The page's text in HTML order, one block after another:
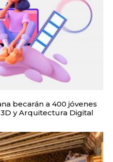
becarán a 400 jóvenes
y Arquitectura Digital